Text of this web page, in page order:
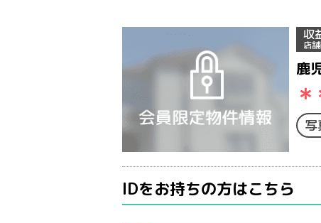
収
店
鹿
写
IDをお持ちの方はこちら